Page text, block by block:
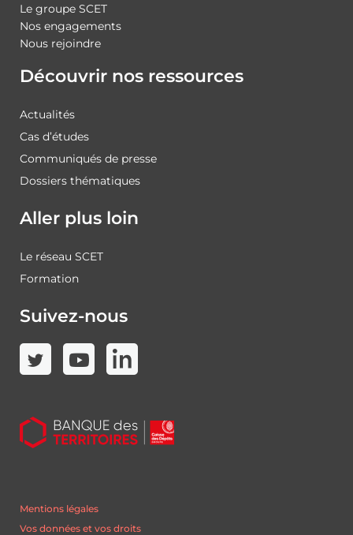
Le groupe SCET
Nos engagements
Nous rejoindre
Découvrir nos ressources
Actualités
Cas d’études
Communiqués de presse
Dossiers thématiques
Aller plus loin
Le réseau SCET
Formation
Suivez-nous
Mentions légales
Vos données et vos droits